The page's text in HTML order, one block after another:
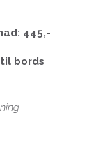
445,-
bords